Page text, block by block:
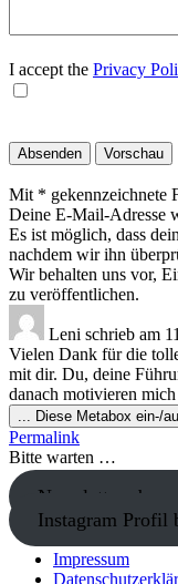
I accept the Privacy
Mit * gekennzeichnete
Deine E-Mail-Adresse
Es ist möglich, dass
nachdem wir ihn
Wir behalten uns vor,
zu veröffentlichen.
Leni schrieb am
Vielen Dank für die
mit dir. Du, deine
danach motivieren
... Diese Metabox ein-/
Permalink
Bitte warten …
Newsletter
Instagram Profil
Impressum